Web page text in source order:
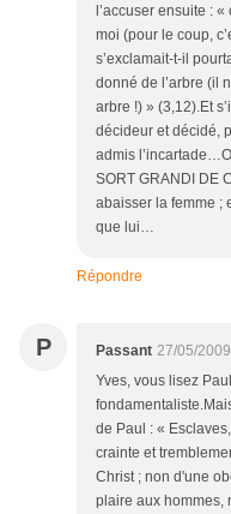
l’accuser ensuite : «
moi (pour le coup,
s’exclamait-t-il
donné de l’arbre (il
arbre !) » (3,12).Et
décideur et décidé,
admis
SORT GRANDI DE
abaisser la femme ;
que lui…
Répondre
P Passant 27/05/
Yves, vous lisez
de Paul : «
crainte et
Christ ; non d'une
plaire aux hommes,